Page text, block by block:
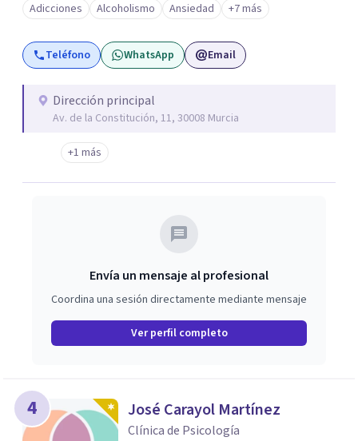
Adicciones Alcoholismo Ansiedad +7 más
Teléfono WhatsApp Email
Dirección principal
Av. de la Constitución, 11, 30008 Murcia
+1 más
Envía un mensaje al profesional
Coordina una sesión directamente mediante mensaje
Ver perfil completo
4 José Carayol Martínez
Clínica de Psicología